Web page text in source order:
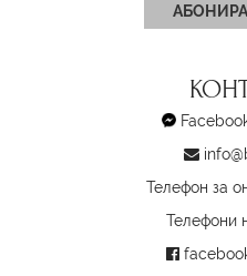
Телефон за
Телефони